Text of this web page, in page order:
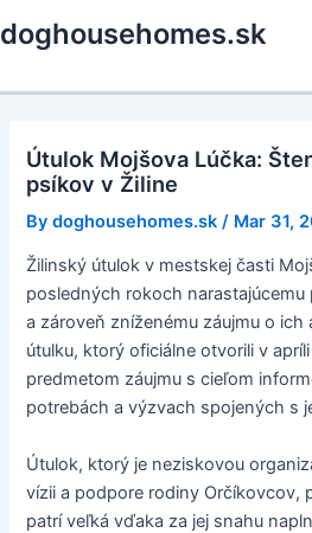
to
doghousehomes.sk
Útulok Mojšova Lúčka:
psíkov v Žiline
Bydoghousehomes.sk / Mar 31,
Žilinský útulok v mestskej časti
posledných rokoch
a zároveň zníženému záujmu o ich
útulku, ktorý oficiálne otvorili v apríli
predmetom záujmu s cieľom
potrebách a výzvach spojených s
Útulok, ktorý je neziskovou
vízii a podpore rodiny Orčíkovcov,
patrí veľká vďaka za jej snahu